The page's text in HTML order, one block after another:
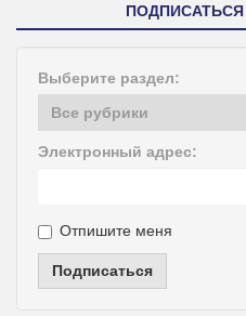
Выберите раздел:
Электронный адрес:
Отпишите меня
Подписаться